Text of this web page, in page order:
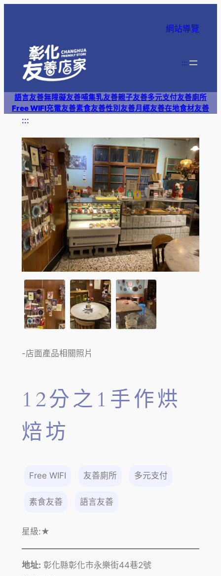
網站導覽
:::
語言友善無障礙友善哺集乳友善親子友善多元支付友善廁所
Free WIFI充電友善素食友善性別友善月經友善在地食材友善
:::
-店面產品相關照片
12分之1手作烘
焙坊
Free WIFI 友善廁所 多元支付
素食友善 語言友善
星級:★
地址: 彰化縣彰化市永樂街44巷2號